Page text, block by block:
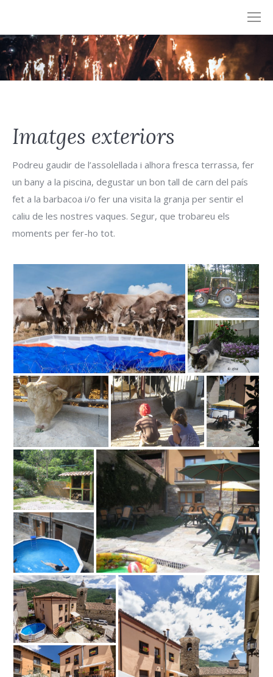
Imatges exteriors
Podreu gaudir de l’assolellada i alhora fresca terrassa, fer
un bany a la piscina, degustar un bon tall de carn del país
fet a la barbacoa i/o fer una visita la granja per sentir el
caliu de les nostres vaques. Segur, que trobareu els
moments per fer-ho tot.